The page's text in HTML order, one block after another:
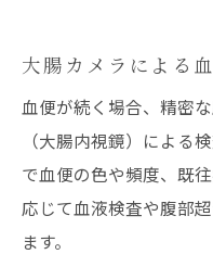
大腸カメラによる
血便が続く場合、精密
（大腸内視鏡）による
で血便の色や頻度、既
応じて血液検査や腹部
ます。